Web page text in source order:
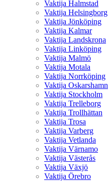
Vaktija Halmstad
Vaktija Helsingborg
Vaktija Jönköping
Vaktija Kalmar
Vaktija Landskrona
Vaktija Linköping
Vaktija Malmö
Vaktija Motala
Vaktija Norrköping
Vaktija Oskarshamn
Vaktija Stockholm
Vaktija Trelleborg
Vaktija Trollhättan
Vaktija Trosa
Vaktija Varberg
Vaktija Vetlanda
Vaktija Värnamo
Vaktija Västerås
Vaktija Växjö
Vaktija Örebro